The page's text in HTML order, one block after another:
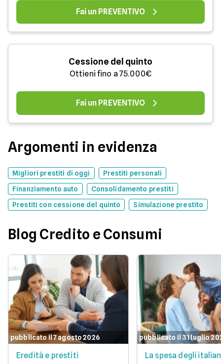
Fai un PREVENTIVO
Cessione del quinto
Ottieni fino a 75.000€
Fai un PREVENTIVO
Argomenti in evidenza
Migliori prestiti di oggi
Prestiti personali
Finanziamento auto
Consolidamento prestiti
Prestiti con cessione del quinto
Simulazione prestito
Blog Credito e Consumi
pubblicato il 7 agosto 2026
Eredità e prestiti
pubblicato il 31 luglio
La spesa degli